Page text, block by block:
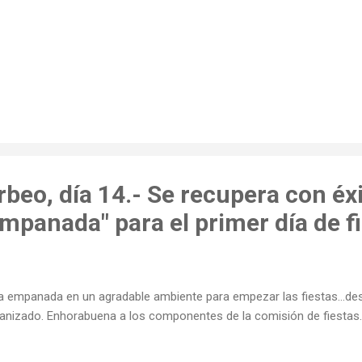
día 14.- Se recupera con
para el primer día de
empanada en un agradable ambiente para empezar las
Enhorabuena a los componentes de la comisión de fiestas.